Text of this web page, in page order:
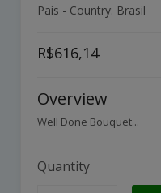
País - Country: Brasil
R$616,14
Overview
Well Done Bouquet...
Quantity